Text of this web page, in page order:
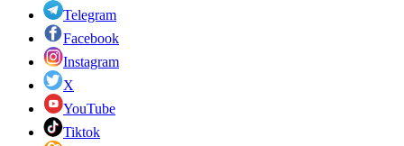
Telegram
Facebook
Instagram
X
YouTube
Tiktok